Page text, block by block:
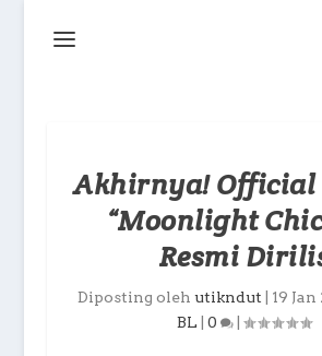
Akhirnya!
“Moonlight
Resmi
Diposting oleh utikndut 19 Jan
BL |0 |